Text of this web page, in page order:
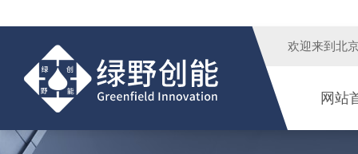
欢迎来到 北
网站